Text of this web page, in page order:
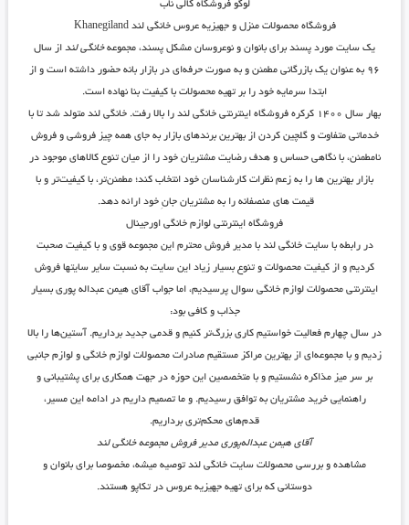
لوگو فروشگاه کالی ناب
فروشگاه محصولات منزل و جهیزیه عروس خانگی لند Khanegiland
یک سایت مورد پسند برای بانوان و نوعروسان مشکل پسند، مجموعهخانگی لنداز سال
۹۶ به عنوان یک بازرگانی مطمئن و به صورت حرفه‌ای در
بازار بانهحضور داشته است و از
ابتدا سرمایه خود را بر تهیه محصولات با کیفیت بنا نهاده است.
بهار سال ۱۴۰۰ کرکره فروشگاه اینترنتی خانگی لند را بالا رفت. خانگی لند متولد شد تا با
خدماتی متفاوت و گلچین کردن از بهترین برندهای بازار به جای همه چیز فروشی و فروش
نامطمئن، با نگاهی حساس و هدف رضایت مشتریان خود را از میان تنوع کالاهای موجود در
بازار بهترین ها را به زعم نظرات کارشناسان خود انتخاب کند؛ مطمئن‌تر، با کیفیت‌تر و با
قیمت های منصفانه را به مشتریان جانِ خود ارائه دهد.
فروشگاه اینترنتی لوازم خانگی اورجینال
در رابطه با سایت خانگی لند با مدیر فروش محترم این مجموعه قوی و با کیفیت صحبت
کردیم و از کیفیت محصولات و تنوع بسیار زیاد این سایت به نسبت سایر سایتها فروش
اینترنتی محصولات لوازم خانگی سوال پرسیدیم، اما جواب آقای هیمن عبداله پوری بسیار
جذاب و کافی بود:
در سال چهارم فعالیت خواستیم کاری بزرگ‌تر کنیم و قدمی جدید برداریم. آستین‌ها را بالا
زدیم و با مجموعه‌ای از بهترین مراکز مستقیم صادرات محصولات لوازم خانگی و لوازم جانبی
بر سر میز مذاکره نشستیم و با متخصصین این حوزه در جهت همکاری برای پشتیبانی و
راهنمایی خرید مشتریان به توافق رسیدیم. و ما تصمیم داریم در ادامه این مسیر،
قدم‌های محکم‌تری برداریم.
آقای هیمن عبداله‌پوری مدیر فروش مجموعه خانگی لند
مشاهده و بررسی محصولات سایت خانگی لند توصیه میشه، مخصوصا برای بانوان و
دوستانی که برای تهیه جهیزیه عروس در تکاپو هستند.